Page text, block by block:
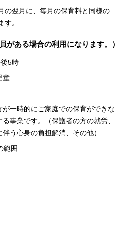
の翌月に、毎月の保育料と同様の
す。
がある場合の利用になります。）
5時
童
一時的にご家庭での保育ができな
事業です。（保護者の方の就労、
う心身の負担解消、その他）
範囲